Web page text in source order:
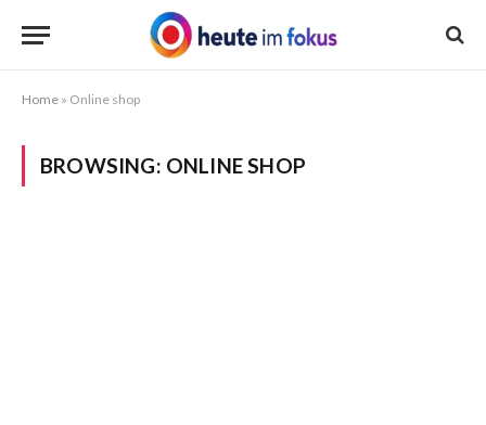
Home » Online shop
BROWSING: ONLINE SHOP